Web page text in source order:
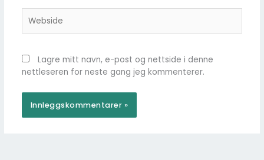
Lagre mitt navn, e-post og nettside i denne
nettleseren for neste gang jeg kommenterer.